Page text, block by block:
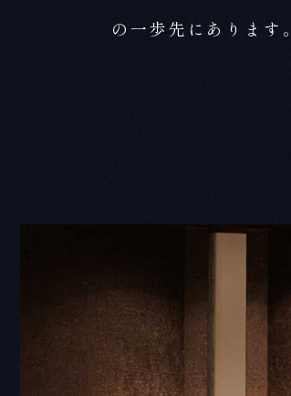
の一歩先にあります。